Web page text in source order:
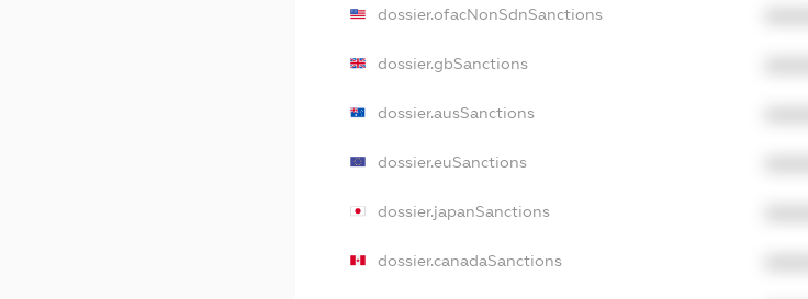
dossier.ofacNonSdnSanctions
dossier.gbSanctions
dossier.ausSanctions
dossier.euSanctions
dossier.japanSanctions
dossier.canadaSanctions